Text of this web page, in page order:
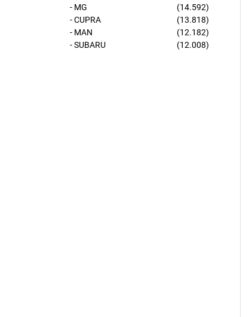
- MG
(14.592)
- CUPRA
(13.818)
- MAN
(12.182)
- SUBARU
(12.008)